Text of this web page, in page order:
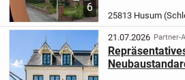
6
mit einer
Rotklinkerfassade
Halbwalmdach. Die
25813 Husum
21.07.2026 Partner-